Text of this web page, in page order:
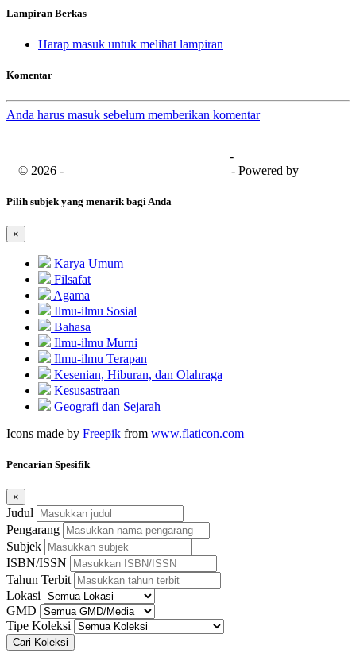
Lampiran Berkas
Harap masuk untuk melihat lampiran
Komentar
Anda harus masuk sebelum memberikan komentar
-
© 2026 -
- Powered by
Pilih subjek yang menarik bagi Anda
×
Karya Umum
Filsafat
Agama
Ilmu-ilmu Sosial
Bahasa
Ilmu-ilmu Murni
Ilmu-ilmu Terapan
Kesenian, Hiburan, dan Olahraga
Kesusastraan
Geografi dan Sejarah
Icons made by Freepik from www.flaticon.com
Pencarian Spesifik
×
Judul
Pengarang
Subjek
ISBN/ISSN
Tahun Terbit
Lokasi
GMD
Tipe Koleksi
Cari Koleksi